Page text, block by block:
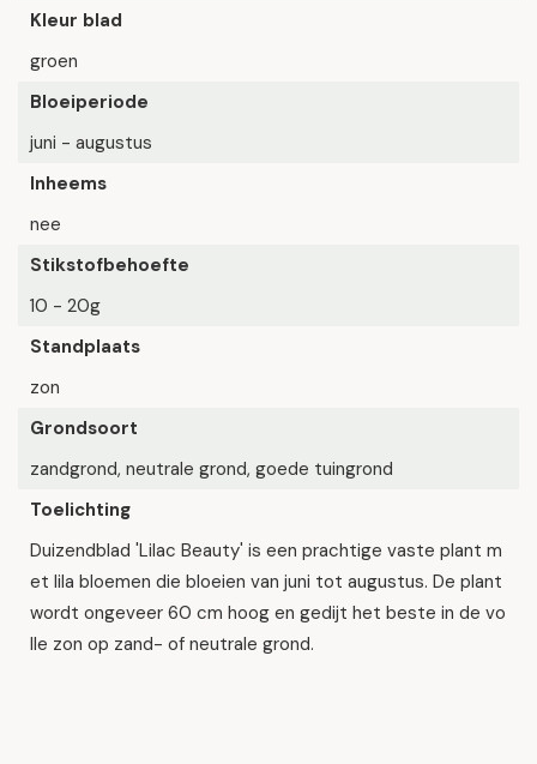
Kleur blad
groen
Bloeiperiode
juni - augustus
Inheems
nee
Stikstofbehoefte
10 - 20g
Standplaats
zon
Grondsoort
zandgrond, neutrale grond, goede tuingrond
Toelichting
Duizendblad 'Lilac Beauty' is een prachtige vaste plant m
et lila bloemen die bloeien van juni tot augustus. De plant
wordt ongeveer 60 cm hoog en gedijt het beste in de vo
lle zon op zand- of neutrale grond.